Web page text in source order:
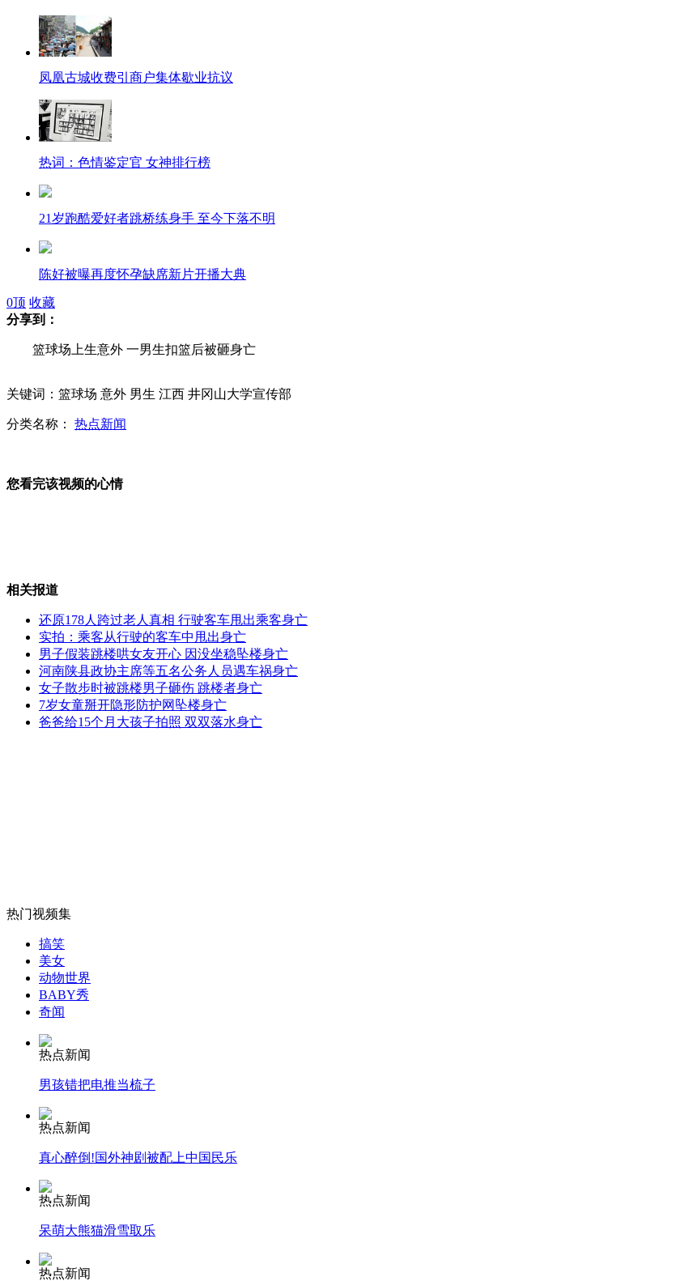
凤凰古城收费引商户集体歇业抗议
热词：色情鉴定官 女神排行榜
21岁跑酷爱好者跳桥练身手 至今下落不明
陈好被曝再度怀孕缺席新片开播大典
篮球场上生意外 一男生扣篮后被砸身亡
因自闭症沟通失误 男子被医生拔光牙齿
抗8级地震安居房被吹倒 镇政府强迫居民搬入
山西运城恶犬咬伤多人 警民合力深夜将其击毙
外交部：有关国家言论片面不公正
安徽一实载49人客车翻车
走！跟着总书记去植树
消防员救轻生者 花炮节热闹非凡 减压"枕头大战"
纽约上演“枕头大战”
0顶 收藏
分享到：
篮球场上生意外 一男生扣篮后被砸身亡
关键词：篮球场 意外 男生 江西 井冈山大学宣传部
分类名称： 热点新闻
您看完该视频的心情
相关报道
还原178人跨过老人真相 行驶客车甩出乘客身亡
实拍：乘客从行驶的客车中甩出身亡
男子假装跳楼哄女友开心 因没坐稳坠楼身亡
河南陕县政协主席等五名公务人员遇车祸身亡
女子散步时被跳楼男子砸伤 跳楼者身亡
7岁女童掰开隐形防护网坠楼身亡
爸爸给15个月大孩子拍照 双双落水身亡
热门视频集
搞笑
美女
动物世界
BABY秀
奇闻
热点新闻
男孩错把电推当梳子
热点新闻
真心醉倒!国外神剧被配上中国民乐
热点新闻
呆萌大熊猫滑雪取乐
热点新闻